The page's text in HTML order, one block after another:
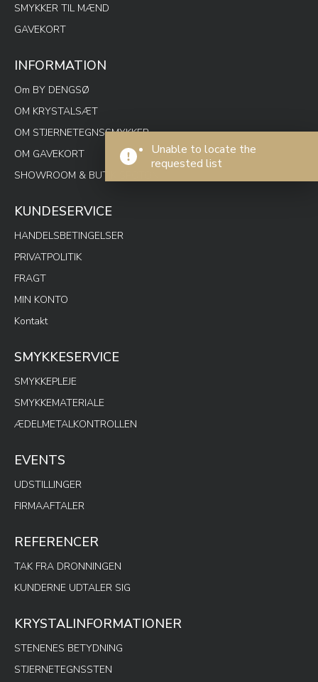
Unable to locate the
requested list
SMYKKER TIL MÆND
GAVEKORT
INFORMATION
Om BY DENGSØ
OM KRYSTALSÆT
OM STJERNETEGNSSMYKKER
OM GAVEKORT
SHOWROOM & BUTIK SPOTON
KUNDESERVICE
HANDELSBETINGELSER
PRIVATPOLITIK
FRAGT
MIN KONTO
Kontakt
SMYKKESERVICE
SMYKKEPLEJE
SMYKKEMATERIALE
ÆDELMETALKONTROLLEN
EVENTS
UDSTILLINGER
FIRMAAFTALER
REFERENCER
TAK FRA DRONNINGEN
KUNDERNE UDTALER SIG
KRYSTALINFORMATIONER
STENENES BETYDNING
STJERNETEGNSSTEN